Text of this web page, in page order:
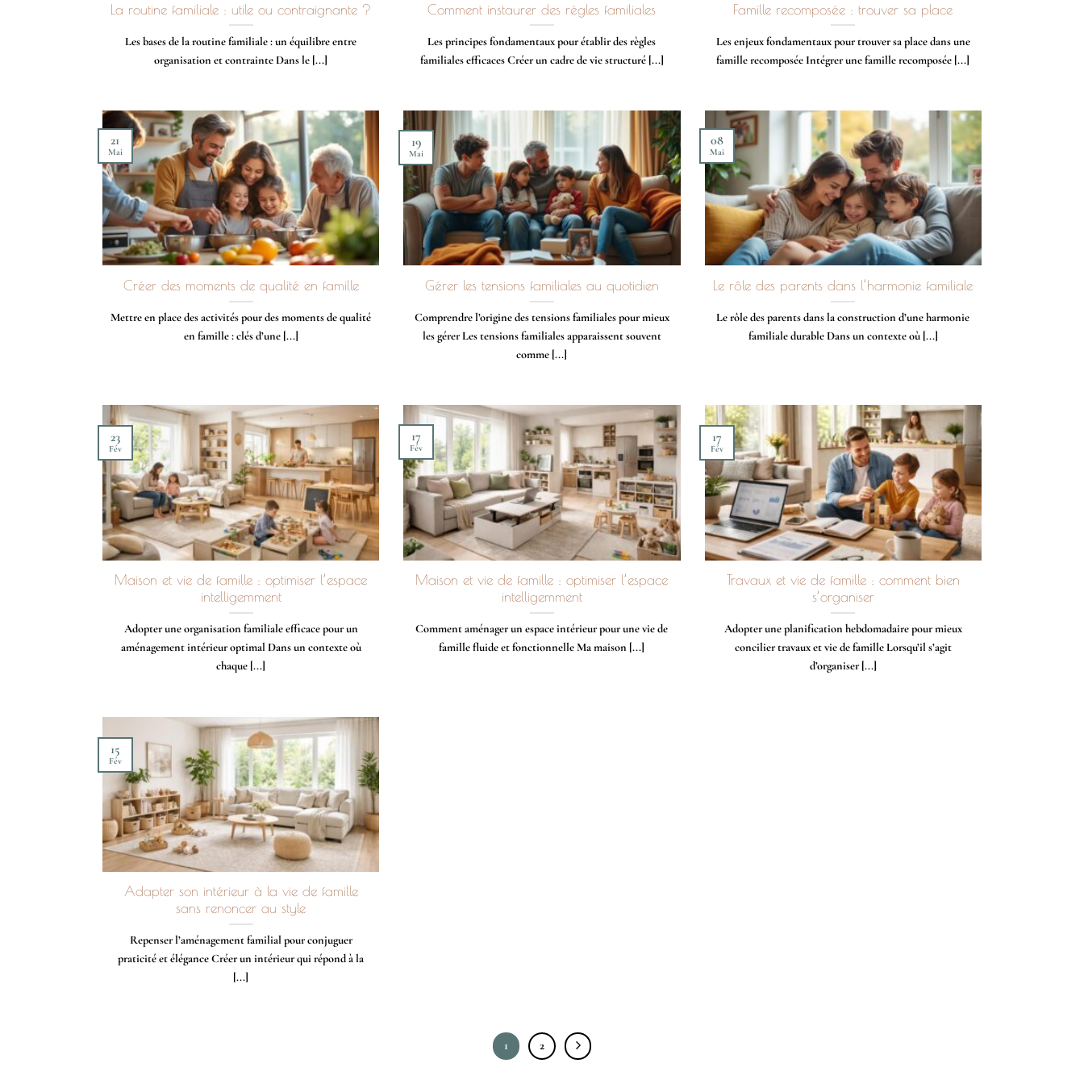
La routine familiale : utile ou contraignante ?
Les bases de la routine familiale : un équilibre entre
organisation et contrainte Dans le [...]
Comment instaurer des règles familiales
Les principes fondamentaux pour établir des règles
familiales efficaces Créer un cadre de vie structuré [...]
Famille recomposée : trouver sa place
Les enjeux fondamentaux pour trouver sa place dans une
famille recomposée Intégrer une famille recomposée [...]
Créer des moments de qualité en famille
Mettre en place des activités pour des moments de qualité
en famille : clés d’une [...]
21
Mai
Gérer les tensions familiales au quotidien
Comprendre l’origine des tensions familiales pour mieux
les gérer Les tensions familiales apparaissent souvent
comme [...]
19
Mai
Le rôle des parents dans l’harmonie familiale
Le rôle des parents dans la construction d’une harmonie
familiale durable Dans un contexte où [...]
08
Mai
Maison et vie de famille : optimiser l’espace
intelligemment
Adopter une organisation familiale efficace pour un
aménagement intérieur optimal Dans un contexte où
chaque [...]
23
Fév
Maison et vie de famille : optimiser l’espace
intelligemment
Comment aménager un espace intérieur pour une vie de
famille fluide et fonctionnelle Ma maison [...]
17
Fév
Travaux et vie de famille : comment bien
s’organiser
Adopter une planification hebdomadaire pour mieux
concilier travaux et vie de famille Lorsqu’il s’agit
d’organiser [...]
17
Fév
Adapter son intérieur à la vie de famille
sans renoncer au style
Repenser l’aménagement familial pour conjuguer
praticité et élégance Créer un intérieur qui répond à la
[...]
15
Fév
1 2